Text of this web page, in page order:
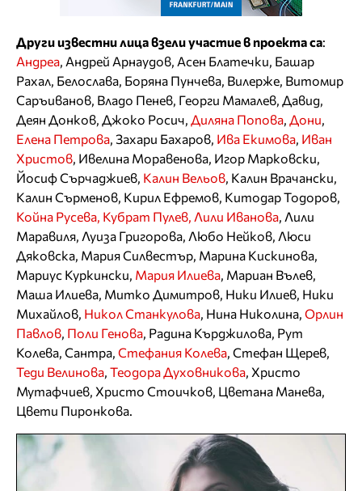
Други известни лица взели участие в проекта са:
Андреа , Андрей Арнаудов, Асен Блатечки, Башар
Рахал, Белослава, Боряна Пунчева, Вилерже, Витомир
Саръиванов, Владо Пенев, Георги Мамалев, Давид,
Деян Донков, Джоко Росич, Диляна Попова Дони
Елена Петрова , Захари Бахаров, Ива Екимова Иван
Христов , Ивелина Моравенова, Игор Марковски,
Йосиф Сърчаджиев, Калин Вельов , Калин Врачански,
Калин Сърменов, Кирил Ефремов, Китодар Тодоров,
Койна Русева, Кубрат Пулев, Лили Иванова , Лили
Маравиля, Луиза Григорова, Любо Нейков, Люси
Дяковска, Мария Силвестър, Марина Кискинова,
Мариус Куркински, Мария Илиева , Мариан Вълев,
Маша Илиева, Митко Димитров, Ники Илиев, Ники
Михайлов, Никол Станкулова , Нина Николина, Орлин
Павлов Поли Генова , Радина Кърджилова, Рут
Колева, Сантра, Стефания Колева , Стефан Щерев,
Теди Велинова Теодора Духовникова , Христо
Мутафчиев, Христо Стоичков, Цветана Манева,
Цвети Пиронкова.